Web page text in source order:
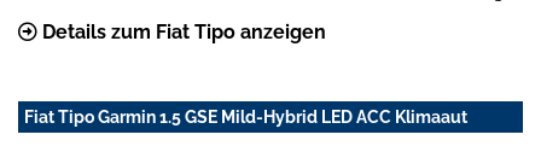
Details zum Fiat Tipo anzeigen
Fiat Tipo Garmin 1.5 GSE Mild-Hybrid LED ACC Klimaaut